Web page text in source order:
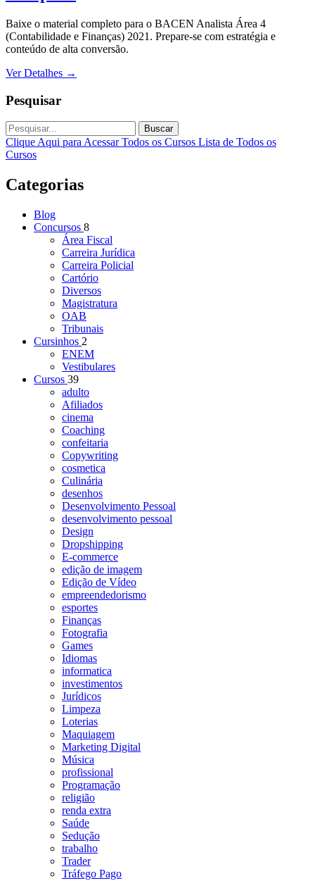
Baixe o material completo para o BACEN Analista Área 4
(Contabilidade e Finanças) 2021. Prepare-se com estratégia e
conteúdo de alta conversão.
Ver Detalhes →
Pesquisar
Buscar
Clique Aqui para Acessar Todos os Cursos Lista de Todos os
Cursos
Categorias
Blog
Concursos 8
Área Fiscal
Carreira Jurídica
Carreira Policial
Cartório
Diversos
Magistratura
OAB
Tribunais
Cursinhos 2
ENEM
Vestibulares
Cursos 39
adulto
Afiliados
cinema
Coaching
confeitaria
Copywriting
cosmetica
Culinária
desenhos
Desenvolvimento Pessoal
desenvolvimento pessoal
Design
Dropshipping
E-commerce
edição de imagem
Edição de Vídeo
empreendedorismo
esportes
Finanças
Fotografia
Games
Idiomas
informatica
investimentos
Jurídicos
Limpeza
Loterias
Maquiagem
Marketing Digital
Música
profissional
Programação
religião
renda extra
Saúde
Sedução
trabalho
Trader
Tráfego Pago